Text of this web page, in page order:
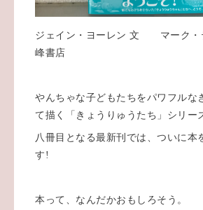
ジェイン・ヨーレン 文 マーク
峰書店
やんちゃな子どもたちをパワフルな
て描く「きょうりゅうたち」シリー
八冊目となる最新刊では、ついに本
す!
本って、なんだかおもしろそう。